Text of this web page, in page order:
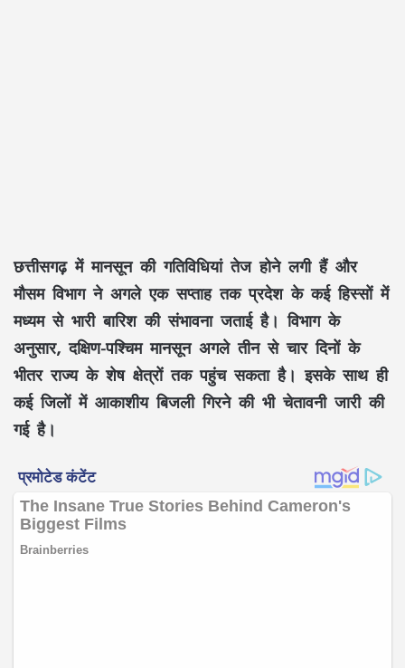
छत्तीसगढ़ में मानसून की गतिविधियां तेज होने लगी हैं और
मौसम विभाग ने अगले एक सप्ताह तक प्रदेश के कई हिस्सों में
मध्यम से भारी बारिश की संभावना जताई है। विभाग के
अनुसार, दक्षिण-पश्चिम मानसून अगले तीन से चार दिनों के
भीतर राज्य के शेष क्षेत्रों तक पहुंच सकता है। इसके साथ ही
कई जिलों में आकाशीय बिजली गिरने की भी चेतावनी जारी की
गई है।